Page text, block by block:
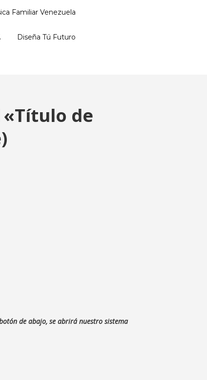
Familiar Venezuela
Diseña Tú Futuro
«Título de
de abajo, se abrirá nuestro sistema